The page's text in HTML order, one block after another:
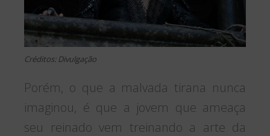
Créditos: Divulgação
Porém, o que a malvada tirana nunca
imaginou, é que a jovem que ameaça
seu reinado vem treinando a arte da